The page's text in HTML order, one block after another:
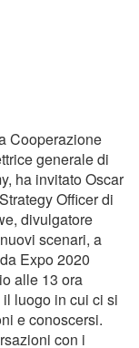
Cooperazione
generale di
ha invitato Oscar
Officer di
divulgatore
scenari, a
Expo 2020
alle 13 ora
luogo in cui ci si
e conoscersi.
con i